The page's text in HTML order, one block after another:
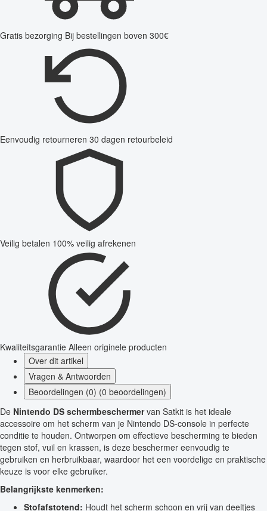
Gratis bezorging Bij bestellingen boven 300€
Eenvoudig retourneren 30 dagen retourbeleid
Veilig betalen 100% veilig afrekenen
Kwaliteitsgarantie Alleen originele producten
Over dit artikel
Vragen & Antwoorden
Beoordelingen (0) (0 beoordelingen)
De Nintendo DS schermbeschermervan Satkit is het ideale
accessoire om het scherm van je Nintendo DS-console in perfecte
conditie te houden. Ontworpen om effectieve bescherming te bieden
tegen stof, vuil en krassen, is deze beschermer eenvoudig te
gebruiken en herbruikbaar, waardoor het een voordelige en praktische
keuze is voor elke gebruiker.
Belangrijkste kenmerken:
Stofafstotend: Houdt het scherm schoon en vrij van deeltjes